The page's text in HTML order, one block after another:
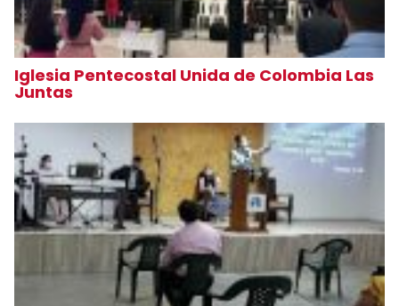
Iglesia Pentecostal Unida de Colombia Las
Juntas